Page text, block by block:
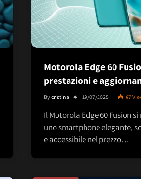
Motorola Edge 60
prestazioni e
Bycristina 19/07/2025 67
Il Motorola Edge 60 Fusion
uno smartphone elegante,
e accessibile nel prezzo…